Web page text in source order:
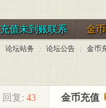
充值未到账联系 金
论坛站务
›
论坛公告
›
金币
回复: 43 金币充值